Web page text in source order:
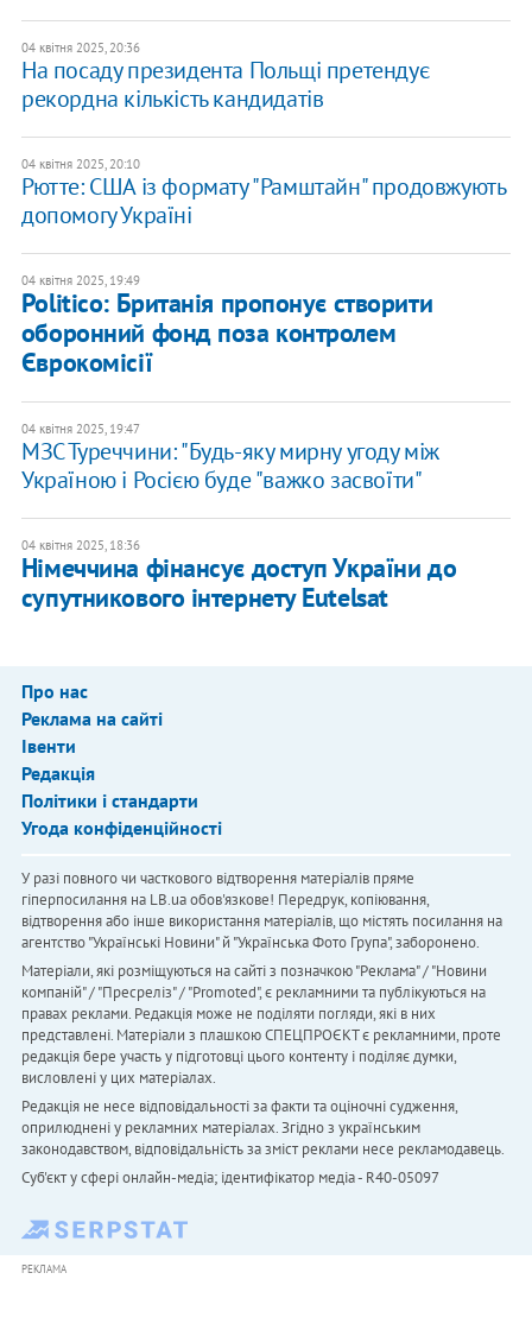
04 квітня 2025, 20:36
На посаду президента Польщі претендує
рекордна кількість кандидатів
04 квітня 2025, 20:10
Рютте: США із формату "Рамштайн" продовжують
допомогу Україні
04 квітня 2025, 19:49
Politico: Британія пропонує створити
оборонний фонд поза контролем
Єврокомісії
04 квітня 2025, 19:47
МЗС Туреччини: "Будь-яку мирну угоду між
Україною і Росією буде "важко засвоїти"
04 квітня 2025, 18:36
​Німеччина фінансує доступ України до
супутникового інтернету Eutelsat
Про нас
Реклама на сайті
Івенти
Редакція
Політики і стандарти
Угода конфіденційності
У разі повного чи часткового відтворення матеріалів пряме
гіперпосилання на LB.ua обов'язкове! Передрук, копіювання,
відтворення або інше використання матеріалів, що містять посилання на
агентство "Українськi Новини" й "Українська Фото Група", заборонено.
Матеріали, які розміщуються на сайті з позначкою "Реклама" / "Новини
компаній" / "Пресреліз" / "Promoted", є рекламними та публікуються на
правах реклами. Редакція може не поділяти погляди, які в них
представлені. Матеріали з плашкою СПЕЦПРОЄКТ є рекламними, проте
редакція бере участь у підготовці цього контенту і поділяє думки,
висловлені у цих матеріалах.
Редакція не несе відповідальності за факти та оціночні судження,
оприлюднені у рекламних матеріалах. Згідно з українським
законодавством, відповідальність за зміст реклами несе рекламодавець.
Cуб'єкт у сфері онлайн-медіа; ідентифікатор медіа - R40-05097
РЕКЛАМА